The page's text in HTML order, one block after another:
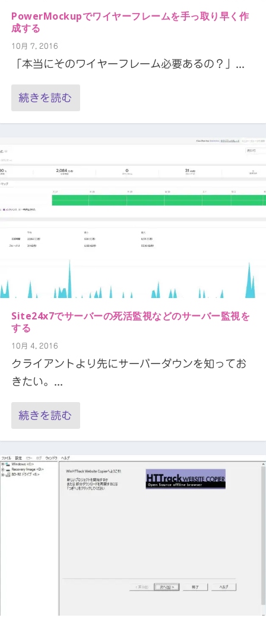
PowerMockupでワイヤーフレームを手っ取り早く作
成する
10月 7, 2016
「本当にそのワイヤーフレーム必要あるの？」...
続きを読む
Site24x7でサーバーの死活監視などのサーバー監視を
する
10月 4, 2016
クライアントより先にサーバーダウンを知ってお
きたい。...
続きを読む